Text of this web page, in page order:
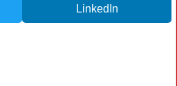
LinkedIn